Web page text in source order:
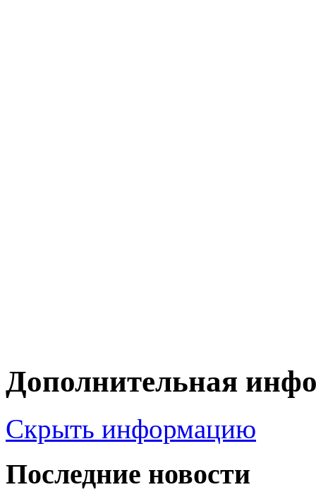
Дополнительная
Скрыть информацию
Последние новости